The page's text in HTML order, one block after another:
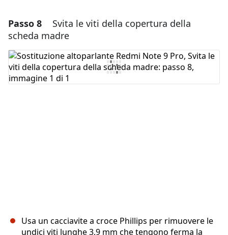
Aggiungi un commento
Aggiungi Commento
Passo 8
Svita le viti della copertura della
scheda madre
Usa un cacciavite a croce Phillips per rimuovere le
undici viti lunghe 3,9 mm che tengono ferma la